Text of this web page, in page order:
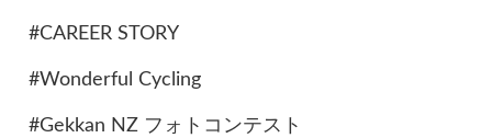
#CAREER STORY
#Wonderful Cycling
#Gekkan NZ フォトコンテスト